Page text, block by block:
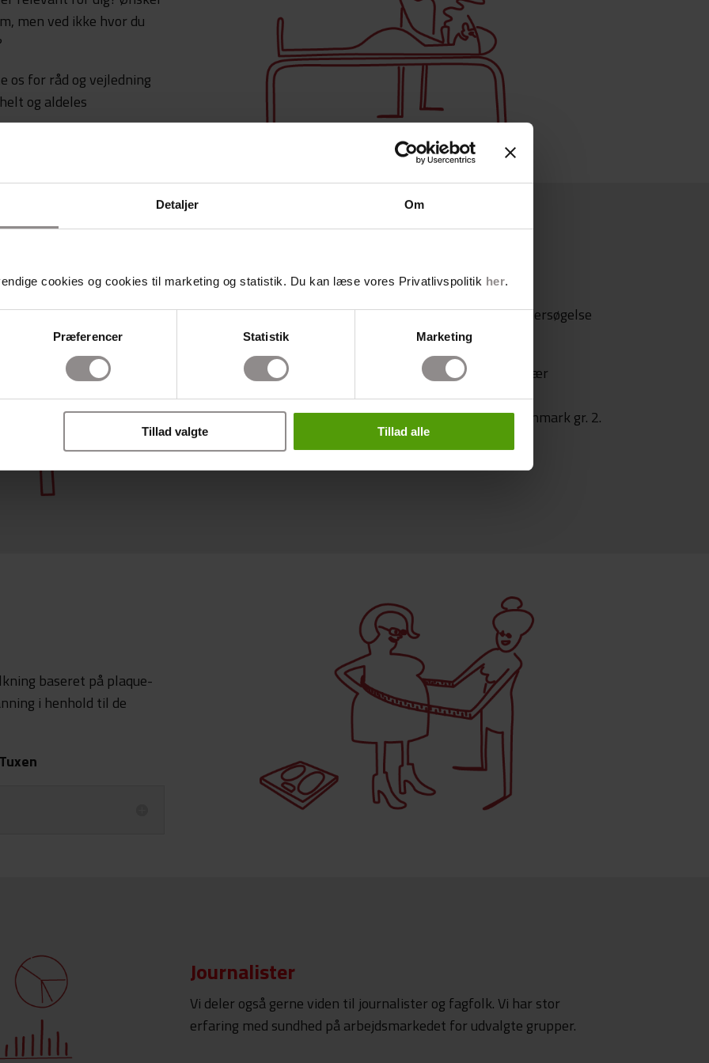
Detaljer Om
cookies og cookies til marketing og statistik. Du kan læse vores Privatlivspolitik her.
Præferencer Statistik Marketing
Tillad valgte Tillad alle
men ved ikke hvor du
os for råd og vejledning
og aldeles
Henvisning fra egen læge
Du kan ikke bruge en henvisning fra din egen læge til undersøgelse
Du kan altid bestille en tid til undersøgelse hos os, men vær
opmærksom på, at der er egenbetaling. Hvis du har en
sundhedsforsikring eller er medlem af Sygeforsikring Danmark gr. 2.
har du mulighed for refusion.
baseret på plaque-
i henhold til de
Journalister
Vi deler også gerne viden til journalister og fagfolk. Vi har stor
erfaring med sundhed på arbejdsmarkedet for udvalgte grupper.